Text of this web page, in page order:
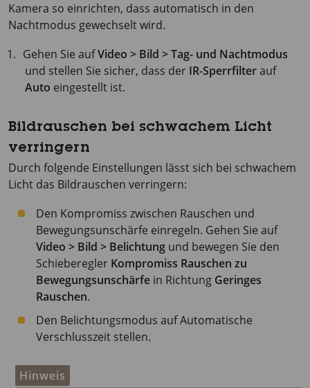
Kamera so einrichten, dass automatisch in den
Nachtmodus gewechselt wird.
Gehen Sie aufVideo > Bild > Tag- und Nachtmodus
und stellen Sie sicher, dass der IR-Sperrfilterauf
Auto eingestellt ist.
Bildrauschen bei schwachem Licht
verringern
Durch folgende Einstellungen lässt sich bei schwachem
Licht das Bildrauschen verringern:
Den Kompromiss zwischen Rauschen und
Bewegungsunschärfe einregeln. Gehen Sie auf
Video > Bild > Belichtung und bewegen Sie den
Schieberegler Kompromiss Rauschen zu
Bewegungsunschärfe in Richtung Geringes
Rauschen.
Den Belichtungsmodus auf Automatische
Verschlusszeit stellen.
Hinweis